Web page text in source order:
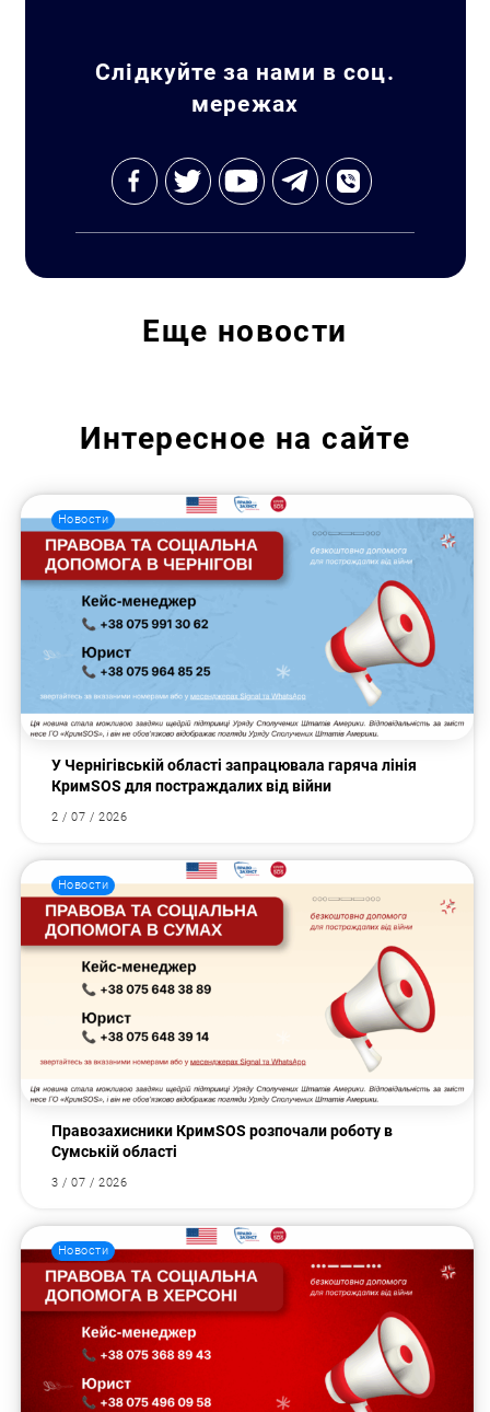
Слідкуйте за нами в соц.
мережах
Еще новости
Интересное на сайте
Новости
У Чернігівській області запрацювала гаряча лінія
КримSOS для постраждалих від війни
2 / 07 / 2026
Новости
Правозахисники КримSOS розпочали роботу в
Сумській області
3 / 07 / 2026
Новости